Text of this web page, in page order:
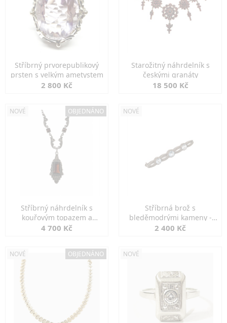
Stříbrný prvorepublikový
prsten s velkým ametystem
2 800 Kč
Starožitný náhrdelník s
českými granáty
18 500 Kč
NOVÉ OBJEDNÁNO
Stříbrný náhrdelník s
kouřovým topazem a
markazity
4 700 Kč
NOVÉ
Stříbrná brož s
bleděmodrými kameny -
jemná elegance
2 400 Kč
NOVÉ OBJEDNÁNO NOVÉ